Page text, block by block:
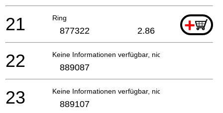
Ring +
21 877322 2.86
Keine Informationen verfügbar, nicht bestellbar
22 889087
Keine Informationen verfügbar, nicht bestellbar
23 889107